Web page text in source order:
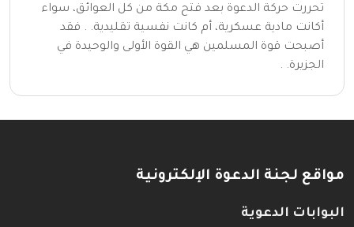
تحررت حركة الدعوة بعد فتح مكة من كل العوائق، سواء
أكانت مادية عسكرية، أم كانت نفسية تقليدية. . فقد
أصبحت قوة المسلمين هي القوة الأولى والوحيدة في
الجزيرة. .
مواقع لجنة الدعوة الإلكترونية
البوابات الدعوية